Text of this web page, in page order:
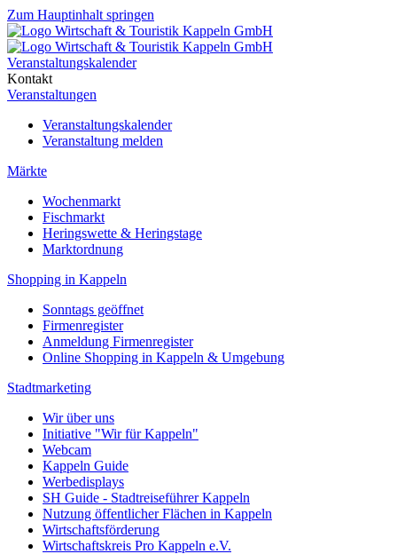
Zum Hauptinhalt springen
Veranstaltungskalender
Kontakt
Veranstaltungen
Veranstaltungskalender
Veranstaltung melden
Märkte
Wochenmarkt
Fischmarkt
Heringswette & Heringstage
Marktordnung
Shopping in Kappeln
Sonntags geöffnet
Firmenregister
Anmeldung Firmenregister
Online Shopping in Kappeln & Umgebung
Stadtmarketing
Wir über uns
Initiative "Wir für Kappeln"
Webcam
Kappeln Guide
Werbedisplays
SH Guide - Stadtreiseführer Kappeln
Nutzung öffentlicher Flächen in Kappeln
Wirtschaftsförderung
Wirtschaftskreis Pro Kappeln e.V.